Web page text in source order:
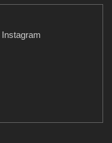
Instagram